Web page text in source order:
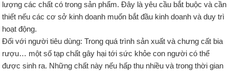
lượng các chất có trong sản phẩm. Đây là yêu cầu bắt buộc và cần
thiết nếu các cơ sở kinh doanh muốn bắt đầu kinh doanh và duy trì
hoạt động.
Đối với người tiêu dùng: Trong quá trình sản xuất và chưng cất bia
rượu… một số tạp chất gây hại tới sức khỏe con người có thể
được sinh ra. Những chất này nếu hấp thu nhiều và trong thời gian